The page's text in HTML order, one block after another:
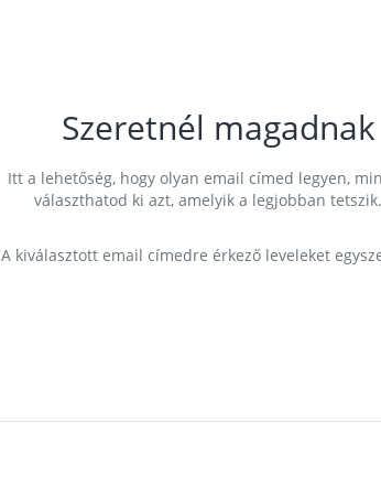
Szeretnél
Itt a lehetőség, hogy olyan email címed legyen,
választhatod ki azt, amelyik a legjobban
A kiválasztott email címedre érkező leveleket